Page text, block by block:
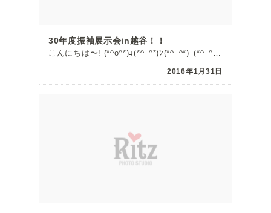
30年度振袖展示会in越谷！！
こんにちは〜! (*^o^*)ｺ(*^_^*)ﾝ(*^ｰ^*)ﾆ(*^ｰ^*)ﾁ(*^O^*)ﾜｰｰ […]
2016年1月31日